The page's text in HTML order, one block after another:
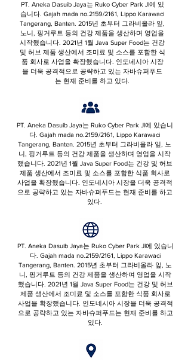
PT. Aneka Dasuib Jaya는 Ruko Cyber ​​Park Jl에 있
습니다. Gajah mada no.2159/2161, Lippo Karawaci
Tangerang, Banten. 2015년 초부터 그라비올라 잎,
노니, 핑거루트 등의 건강 제품을 생산하며 영업을
시작했습니다. 2021년 1월 Java Super Food는 건강
및 허브 제품 생산에서 조미료 및 소스를 포함한 식
품 회사로 사업을 확장했습니다. 인도네시아 시장
을 더욱 공격적으로 공략하고 있는 자바슈퍼푸드
는 현재 준비를 하고 있다.
PT. Aneka Dasuib Jaya는 Ruko Cyber ​​Park Jl에 있습니
다. Gajah mada no.2159/2161, Lippo Karawaci
Tangerang, Banten. 2015년 초부터 그라비올라 잎, 노
니, 핑거루트 등의 건강 제품을 생산하며 영업을 시작
했습니다. 2021년 1월 Java Super Food는 건강 및 허브
제품 생산에서 조미료 및 소스를 포함한 식품 회사로
사업을 확장했습니다. 인도네시아 시장을 더욱 공격적
으로 공략하고 있는 자바슈퍼푸드는 현재 준비를 하고
있다.
PT. Aneka Dasuib Jaya는 Ruko Cyber ​​Park Jl에 있습니
다. Gajah mada no.2159/2161, Lippo Karawaci
Tangerang, Banten. 2015년 초부터 그라비올라 잎, 노
니, 핑거루트 등의 건강 제품을 생산하며 영업을 시작
했습니다. 2021년 1월 Java Super Food는 건강 및 허브
제품 생산에서 조미료 및 소스를 포함한 식품 회사로
사업을 확장했습니다. 인도네시아 시장을 더욱 공격적
으로 공략하고 있는 자바슈퍼푸드는 현재 준비를 하고
있다.